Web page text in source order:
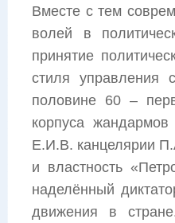
Вместе с тем
волей в
принятие
стиля управления
половине 60 –
корпуса
Е.И.В. канцелярии
и властность
наделённый
движения в